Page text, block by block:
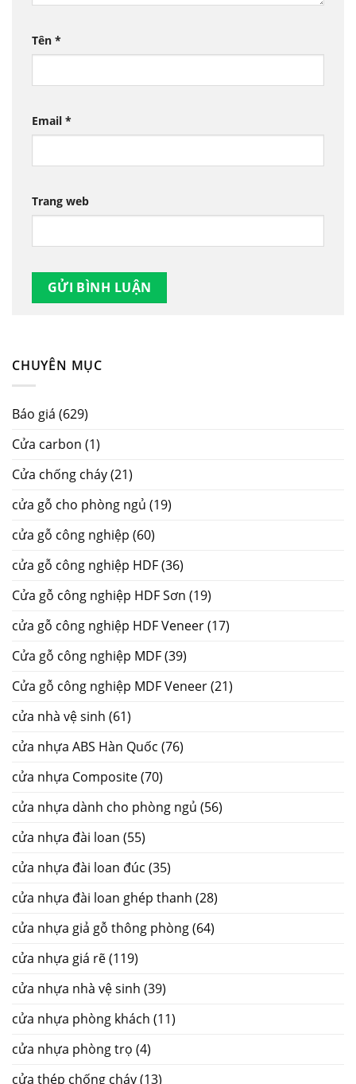
CHUYÊN MỤC
Báo giá (629)
Cửa carbon (1)
Cửa chống cháy(21)
cửa gỗ cho phòng ngủ (19)
cửa gỗ công nghiệp (60)
cửa gỗ công nghiệp HDF(36)
Cửa gỗ công nghiệp HDF Sơn (19)
cửa gỗ công nghiệp HDF Veneer(17)
Cửa gỗ công nghiệp MDF(39)
Cửa gỗ công nghiệp MDF Veneer(21)
cửa nhà vệ sinh (61)
cửa nhựa ABS Hàn Quốc (76)
cửa nhựa Composite(70)
cửa nhựa dành cho phòng ngủ (56)
cửa nhựa đài loan (55)
cửa nhựa đài loan đúc (35)
cửa nhựa đài loan ghép thanh (28)
cửa nhựa giả gỗ thông phòng(64)
cửa nhựa giá rẽ(119)
cửa nhựa nhà vệ sinh (39)
cửa nhựa phòng khách (11)
cửa nhựa phòng trọ (4)
cửa thép chống cháy(13)
Tên *
Email *
Trang web